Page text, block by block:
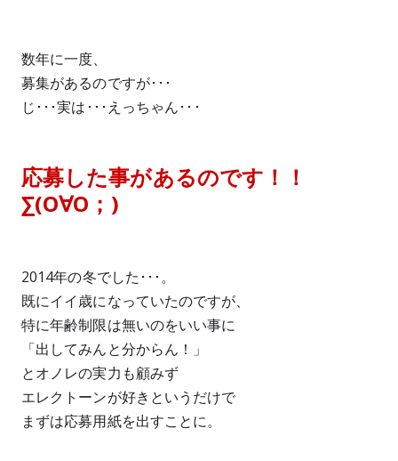
数年に一度、
募集があるのですが･･･
じ･･･実は･･･えっちゃん･･･
応募した事があるのです！！
∑(O∀O；)
2014年の冬でした･･･。
既にイイ歳になっていたのですが、
特に年齢制限は無いのをいい事に
「出してみんと分からん！」
とオノレの実力も顧みず
エレクトーンが好きというだけで
まずは応募用紙を出すことに。